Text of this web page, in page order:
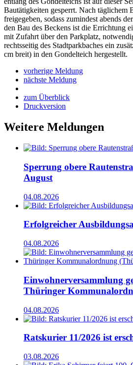
Bautätigkeiten gesperrt. Nach täglichem
freigegeben, sodass zumindest abends
den Bau des Beckens ist die Errichtung
mit Zufahrt über den Parkplatz,
rechtsseitig des Stadtparkbaches ein
cm breit) in den Gondelteich hergestellt.
vorherige Meldung
nächste Meldung
zum Überblick
Druckversion
Weitere Meldungen
Sperrung obere
August
04.08.2026
Erfolgreicher
04.08.2026
Einwohnerversammlung
Thüringer
04.08.2026
Ratskurier 11/2026 ist
03.08.2026